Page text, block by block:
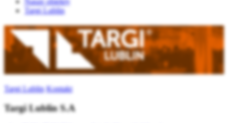
Targi Lublin
Targi Lublin Kontakt
Targi Lublin S.A